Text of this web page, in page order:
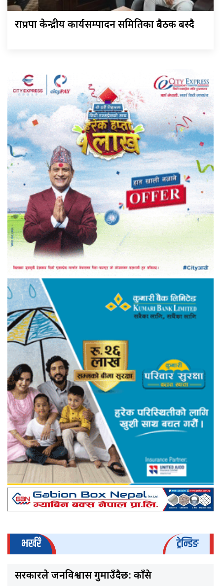
राप्रपा केन्द्रीय कार्यसम्पादन समितिका बैठक बस्दै
भर्खरै ट्रेन्डिङ
सरकारले जनविश्वास गुमाउँदैछ: काँग्रेस